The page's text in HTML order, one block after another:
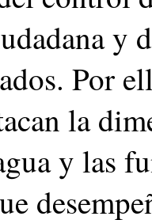
y
Por
la
y las